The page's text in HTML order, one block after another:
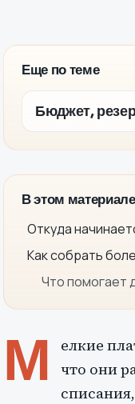
Еще по теме
Бюджет,
В этом материале
Откуда
Как собрать
Что помогает
М
елкие
что они